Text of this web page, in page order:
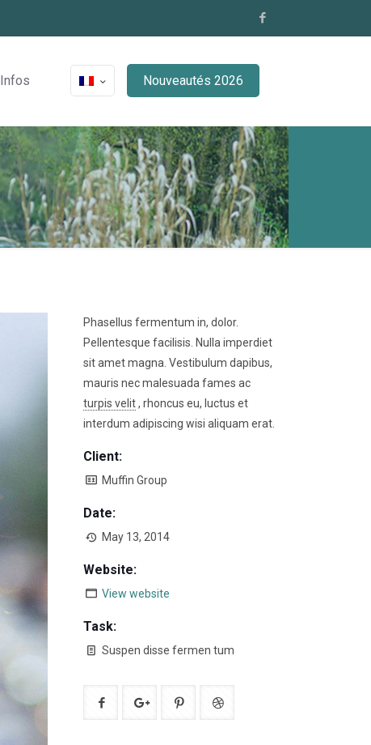
Infos Nouveautés 2026
Phasellus fermentum in, dolor.
Pellentesque facilisis. Nulla imperdiet
sit amet magna. Vestibulum dapibus,
mauris nec malesuada fames ac
turpis velit, rhoncus eu, luctus et
interdum adipiscing wisi aliquam erat.
Client:
Muffin Group
Date:
May 13, 2014
Website:
View website
Task:
Suspen disse fermen tum